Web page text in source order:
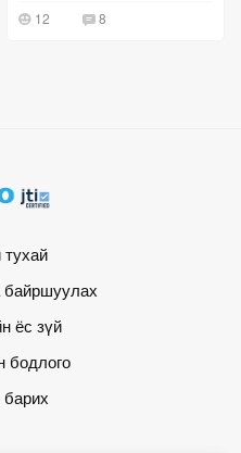
12 8
байршуулах
ёс зүй
бодлого